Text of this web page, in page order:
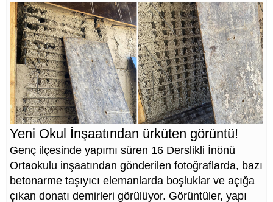
Yeni Okul İnşaatından ürküten görüntü!
Genç ilçesinde yapımı süren 16 Derslikli İnönü
Ortaokulu inşaatından gönderilen fotoğraflarda, bazı
betonarme taşıyıcı elemanlarda boşluklar ve açığa
çıkan donatı demirleri görülüyor. Görüntüler, yapı